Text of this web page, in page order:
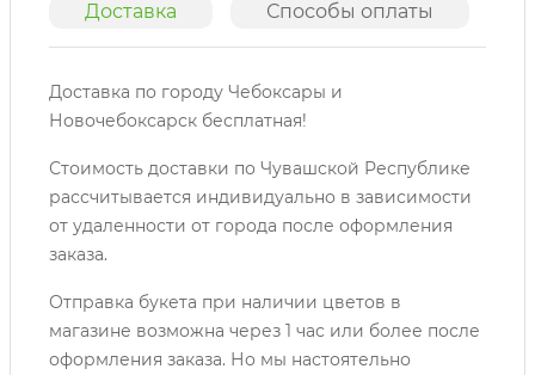
Доставка Способы оплаты
Доставка по городу Чебоксары и
Новочебоксарск бесплатная!
Стоимость доставки по Чувашской Республике
рассчитывается индивидуально в зависимости
от удаленности от города после оформления
заказа.
Отправка букета при наличии цветов в
магазине возможна через 1 час или более после
оформления заказа. Но мы настоятельно